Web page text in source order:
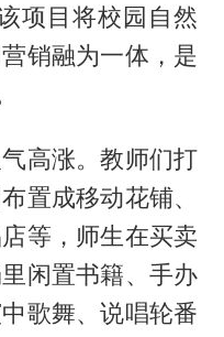
项目将校园自然
销融为一体，是
高涨。教师们打
置成移动花铺、
等，师生在买卖
闲置书籍、手办
歌舞、说唱轮番